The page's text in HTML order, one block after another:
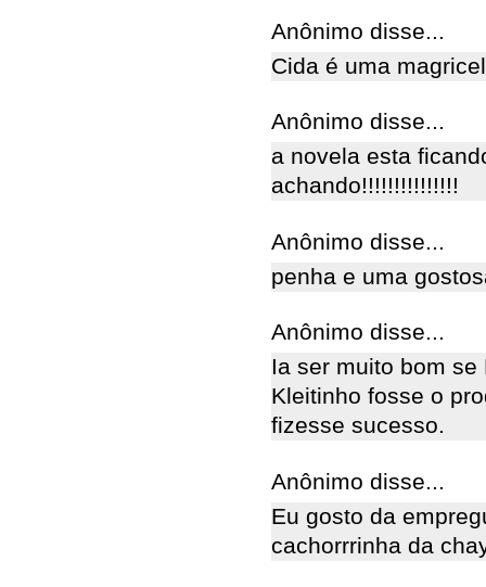
Anônimo disse...
Cida é uma
Anônimo disse...
a novela esta
achando!!!!!!!!!!!!!!!
Anônimo disse...
penha e uma
Anônimo disse...
Ia ser muito bom
Kleitinho fosse o
fizesse sucesso.
Anônimo disse...
Eu gosto da
cachorrrinha da